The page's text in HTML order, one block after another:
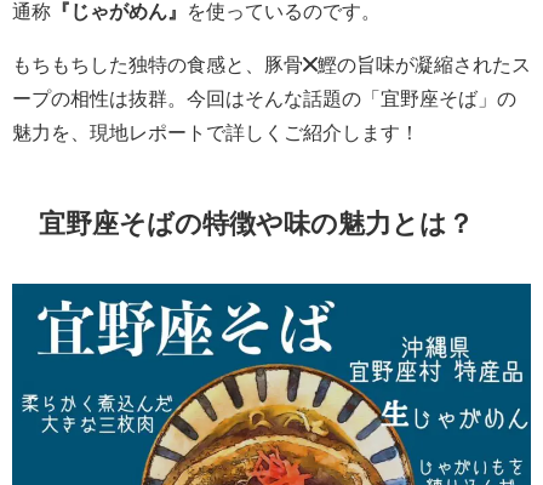
通称 『じゃがめん』 を使っているのです。
もちもちした独特の食感と、豚骨×鰹の旨味が凝縮されたス
ープの相性は抜群。今回はそんな話題の「宜野座そば」の
魅力を、現地レポートで詳しくご紹介します！
宜野座そばの特徴や味の魅力とは？